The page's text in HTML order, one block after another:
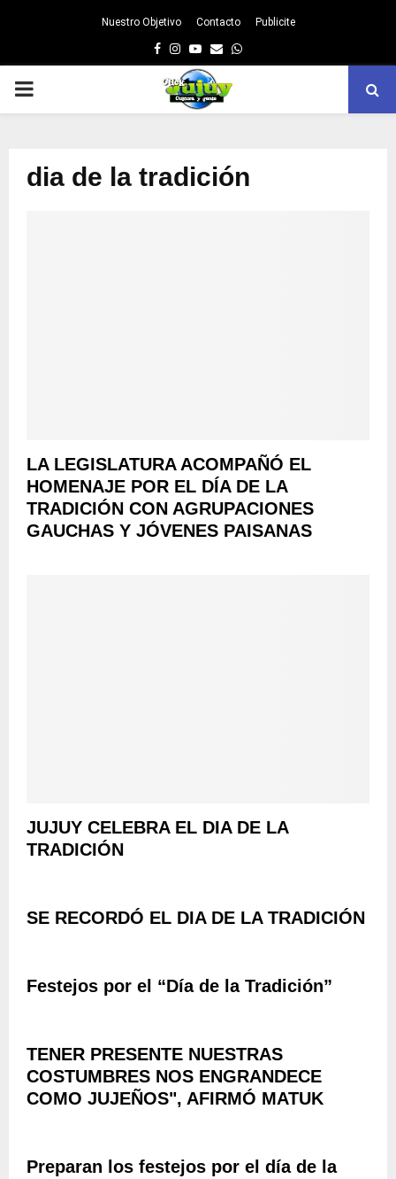
Nuestro Objetivo Contacto Publicite
Facebook
Instagram
Youtube
EmailWhatsapp
PRIMARY
dia de la tradición
LA LEGISLATURA ACOMPAÑÓ EL
HOMENAJE POR EL DÍA DE LA
TRADICIÓN CON AGRUPACIONES
GAUCHAS Y JÓVENES PAISANAS
JUJUY CELEBRA EL DIA DE LA
TRADICIÓN
SE RECORDÓ EL DIA DE LA TRADICIÓN
Festejos por el “Día de la Tradición”
TENER PRESENTE NUESTRAS
COSTUMBRES NOS ENGRANDECE
COMO JUJEÑOS", AFIRMÓ MATUK
Preparan los festejos por el día de la